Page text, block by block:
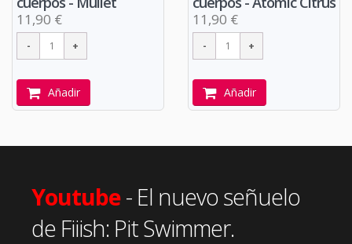
11,90 €
Añadir
11,90 €
Añadir
Youtube- El nuevo señuelo
de Fiiish: Pit Swimmer.